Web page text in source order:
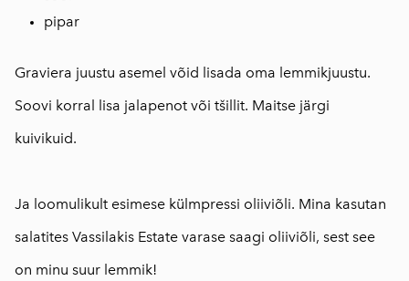
pipar
Graviera juustu asemel võid lisada oma lemmikjuustu.
Soovi korral lisa jalapenot või tšillit. Maitse järgi
kuivikuid.
Ja loomulikult esimese külmpressi oliiviõli. Mina kasutan
salatites Vassilakis Estate varase saagi oliiviõli, sest see
on minu suur lemmik!